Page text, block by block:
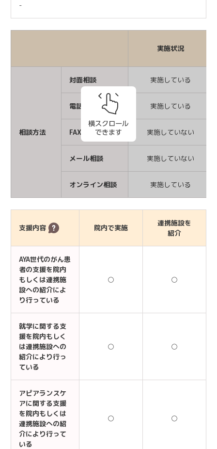
-
実施状況
相談方法
対面相談 実施している
電話相談 実施している
FAX相談 実施していない
メール相談 実施していない
オンライン相談 実施している
支援内容 院内で実施
連携施設を
紹介
AYA世代のがん患
者の支援を院内
もしくは連携施
設への紹介によ
り行っている
○ ○
就学に関する支
援を院内もしく
は連携施設への
紹介により行っ
ている
○ ○
アピアランスケ
アに関する支援
を院内もしくは
連携施設への紹
介により行って
いる
○ ○